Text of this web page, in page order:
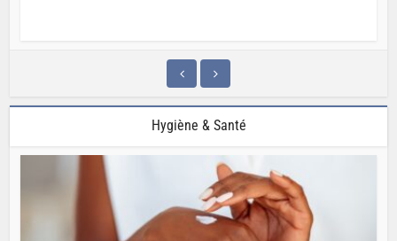
Hygiène & Santé